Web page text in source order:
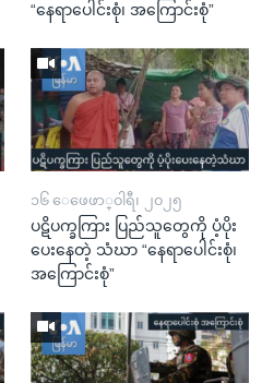
“နေရာပေါင်းစုံ၊ အကြောင်းစုံ”
၁၆ ေဖေဖာ္၀ါရီ၊ ၂၀၂၅
ပဋိပက္ခကြား ပြည်သူတွေကို ပံ့ပိုး
ပေးနေတဲ့ သံဃာ “နေရာပေါင်းစုံ၊
အကြောင်းစုံ”